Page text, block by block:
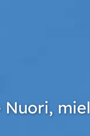
Nuori,